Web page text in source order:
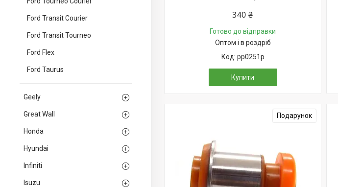
Ford Transit Courier
Ford Transit Tourneo
Ford Flex
Ford Taurus
Geely
Great Wall
Honda
Hyundai
Infiniti
Isuzu
340 ₴
Готово до відправки
Оптом і в роздріб
pp0251p
Купити
Подарунок